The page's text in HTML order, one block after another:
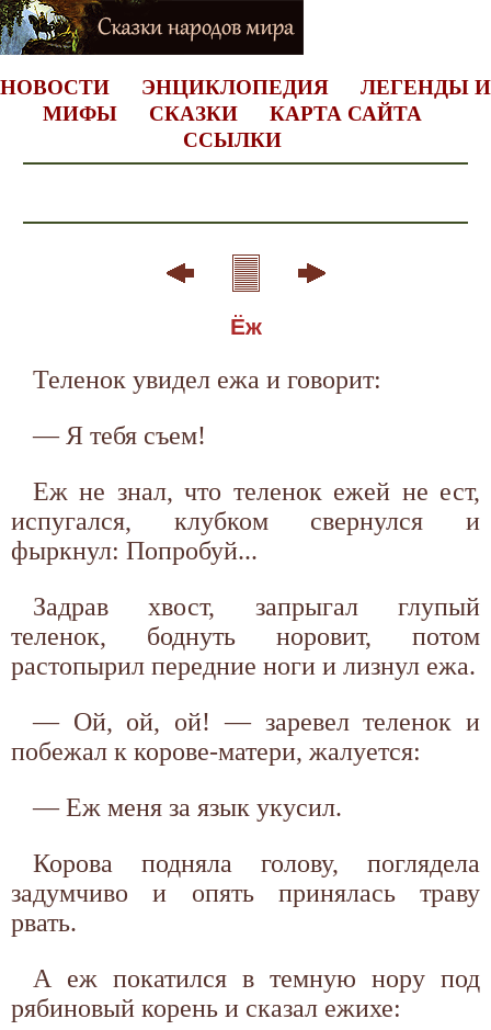
НОВОСТИ ЭНЦИКЛОПЕДИЯ
ЛЕГЕНДЫ И
МИФЫ
СКАЗКИ
КАРТА САЙТА
ССЫЛКИ
Ёж
Теленок увидел ежа и говорит:
— Я тебя съем!
Еж не знал, что теленок ежей не ест,
испугался, клубком свернулся и
фыркнул: Попробуй...
Задрав хвост, запрыгал глупый
теленок, боднуть норовит, потом
растопырил передние ноги и лизнул ежа.
— Ой, ой, ой! — заревел теленок и
побежал к корове-матери, жалуется:
— Еж меня за язык укусил.
Корова подняла голову, поглядела
задумчиво и опять принялась траву
рвать.
А еж покатился в темную нору под
рябиновый корень и сказал ежихе: